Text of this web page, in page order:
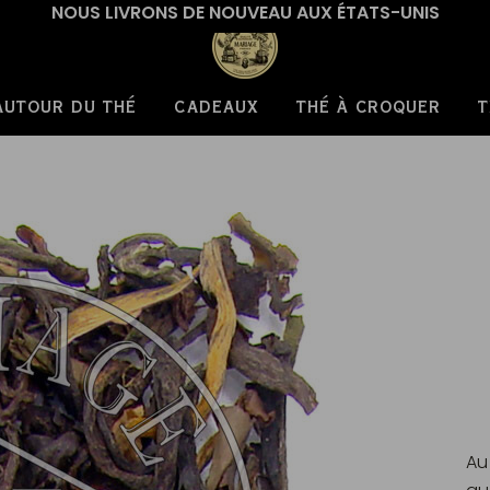
NOUS LIVRONS DE NOUVEAU AUX ÉTATS-UNIS
DU THÉ CADEAUX THÉ À CROQUER